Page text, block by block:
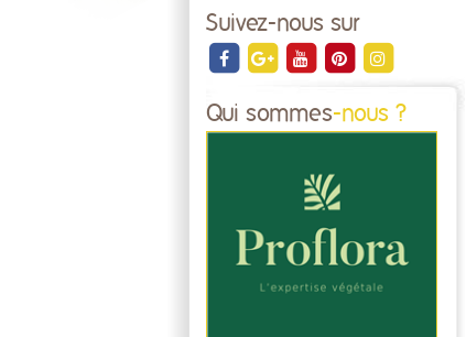
Suivez-nous sur
Qui sommes-nous ?